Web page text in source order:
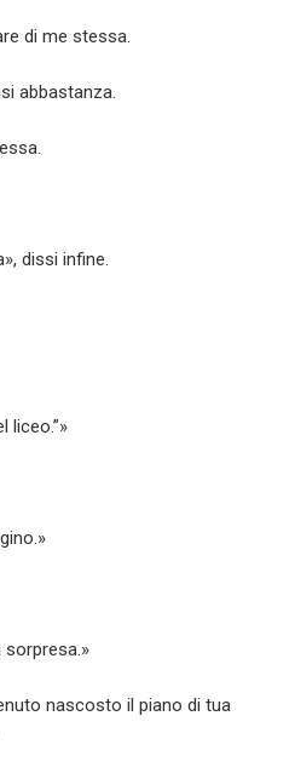
di me stessa.
abbastanza.
dissi infine.
liceo.”»
sorpresa.»
nascosto il piano di tua